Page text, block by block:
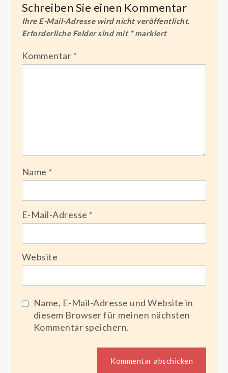
Schreiben Sie einen Kommentar
Ihre E-Mail-Adresse wird nicht veröffentlicht.
Erforderliche Felder sind mit *markiert
Kommentar *
Name *
E-Mail-Adresse *
Website
Name, E-Mail-Adresse und Website in
diesem Browser für meinen nächsten
Kommentar speichern.